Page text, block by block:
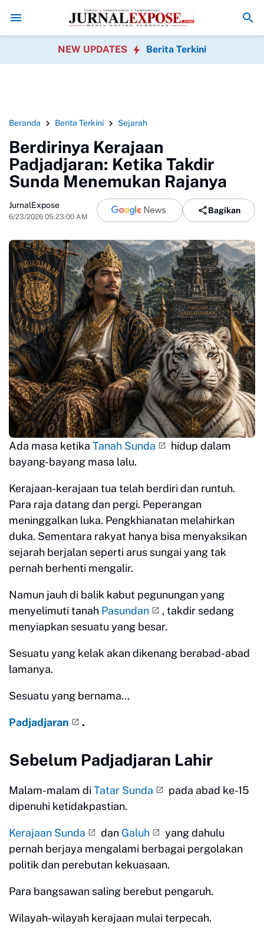
Sukabumi Sahkan Perda Disabilitas dan Setujui Perubahan KUA-
NEW UPDATES Berita Terkini
Beranda Berita Terkini Sejarah
Berdirinya Kerajaan
Padjadjaran: Ketika Takdir
Sunda Menemukan Rajanya
JurnalExpose
6/23/2026 05:23:00 AM
Bagikan
Ada masa ketika Tanah Sunda
hidup dalam
bayang-bayang masa lalu.
Kerajaan-kerajaan tua telah berdiri dan runtuh.
Para raja datang dan pergi. Peperangan
meninggalkan luka. Pengkhianatan melahirkan
duka. Sementara rakyat hanya bisa menyaksikan
sejarah berjalan seperti arus sungai yang tak
pernah berhenti mengalir.
Namun jauh di balik kabut pegunungan yang
menyelimuti tanah Pasundan
, takdir sedang
menyiapkan sesuatu yang besar.
Sesuatu yang kelak akan dikenang berabad-abad
lamanya.
Sesuatu yang bernama...
Padjadjaran .
Sebelum Padjadjaran Lahir
Malam-malam di Tatar Sunda
pada abad ke-15
dipenuhi ketidakpastian.
Kerajaan Sunda dan Galuh
yang dahulu
pernah berjaya mengalami berbagai pergolakan
politik dan perebutan kekuasaan.
Para bangsawan saling berebut pengaruh.
Wilayah-wilayah kerajaan mulai terpecah.